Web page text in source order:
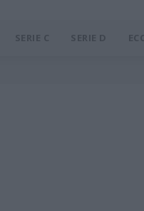
SERIE C SERIE D